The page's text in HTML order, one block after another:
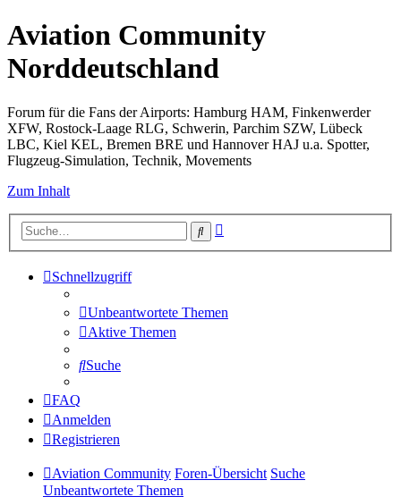
Aviation Community
Norddeutschland
Forum für die Fans der Airports: Hamburg HAM, Finkenwerder
XFW, Rostock-Laage RLG, Schwerin, Parchim SZW, Lübeck
LBC, Kiel KEL, Bremen BRE und Hannover HAJ u.a. Spotter,
Flugzeug-Simulation, Technik, Movements
Zum Inhalt
Suche
Schnellzugriff
Unbeantwortete Themen
Aktive Themen
Suche
FAQ
Anmelden
Registrieren
Aviation Community Foren-Übersicht Suche
Unbeantwortete Themen